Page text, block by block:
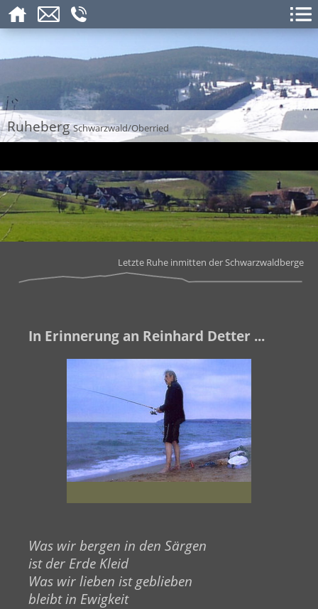
RuhebergSchwarzwald/Oberried
Letzte Ruhe inmitten der Schwarzwaldberge
In Erinnerung an Reinhard Detter ...
Was wir bergen in den Särgen
ist der Erde Kleid
Was wir lieben ist geblieben
bleibt in Ewigkeit